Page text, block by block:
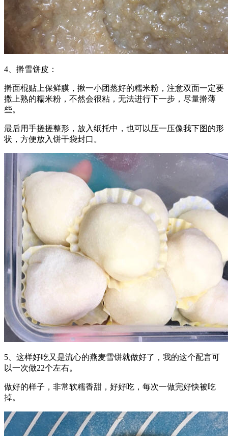
4、擀雪饼皮：
擀面棍贴上保鲜膜，揪一小团蒸好的糯米粉，注意双面一定要
撒上熟的糯米粉，不然会很粘，无法进行下一步，尽量擀薄
些。
最后用手搓搓整形，放入纸托中，也可以压一压像我下图的形
状，方便放入饼干袋封口。
5、这样好吃又是流心的燕麦雪饼就做好了，我的这个配言可
以一次做22个左右。
做好的样子，非常软糯香甜，好好吃，每次一做完好快被吃
掉。